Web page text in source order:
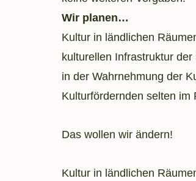
Wir planen…
Kultur in ländlichen
kulturellen Infrastruktur
in der Wahrnehmung der
Kulturfördernden selten im
Das wollen wir ändern!
Kultur in ländlichen